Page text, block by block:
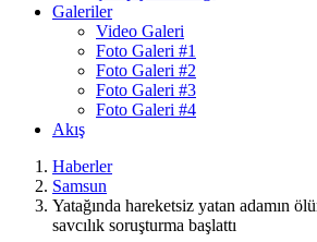
Galeriler
Video Galeri
Foto Galeri #1
Foto Galeri #2
Foto Galeri #3
Foto Galeri #4
Akış
Haberler
Samsun
Yatağında hareketsiz yatan adamın
savcılık soruşturma başlattı